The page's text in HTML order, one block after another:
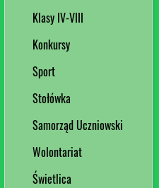
Klasy IV-VIII
Konkursy
Sport
Stołówka
Samorząd Uczniowski
Wolontariat
Świetlica